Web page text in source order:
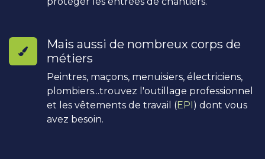
Mais aussi de nombreux corps de
métiers
Peintres, maçons, menuisiers, électriciens,
plombiers...trouvez l'outillage professionnel
et les vêtements de travail (EPI ) dont vous
avez besoin.